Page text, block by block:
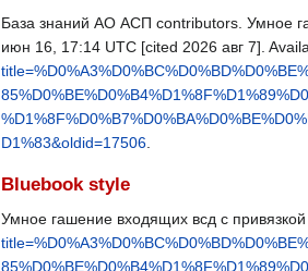
База знаний АО АСП contributors. Умное
июн 16, 17:14 UTC [cited 2026 авг 7].
D1%83&oldid=17506
Bluebook style
Умное гашение входящих всд с привязкой